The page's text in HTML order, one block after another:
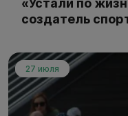
«Устали по
создатель
27 июля